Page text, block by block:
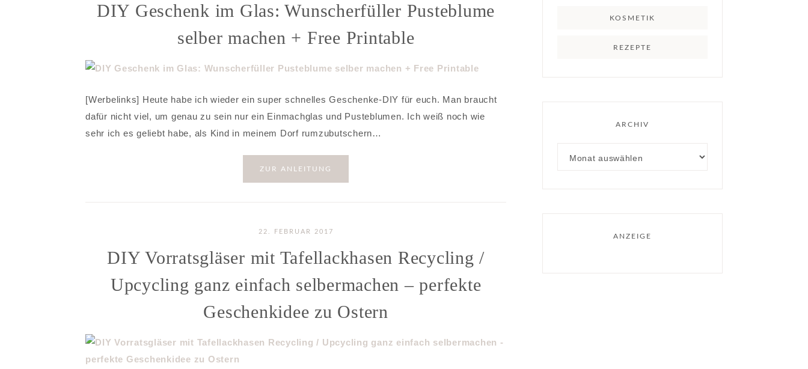
DIY Geschenk im Glas: Wunscherfüller Pusteblume
selber machen + Free Printable
[Werbelinks] Heute habe ich wieder ein super schnelles Geschenke-DIY für euch. Man braucht
dafür nicht viel, um genau zu sein nur ein Einmachglas und Pusteblumen. Ich weiß noch wie
sehr ich es geliebt habe, als Kind in meinem Dorf rumzubutschern…
ZUR ANLEITUNG
22. FEBRUAR 2017
DIY Vorratsgläser mit Tafellackhasen Recycling /
Upcycling ganz einfach selbermachen – perfekte
Geschenkidee zu Ostern
KOSMETIK
REZEPTE
ARCHIV
ANZEIGE